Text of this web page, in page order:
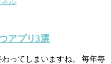
アプリ3選
ってしまいますね。 毎年毎